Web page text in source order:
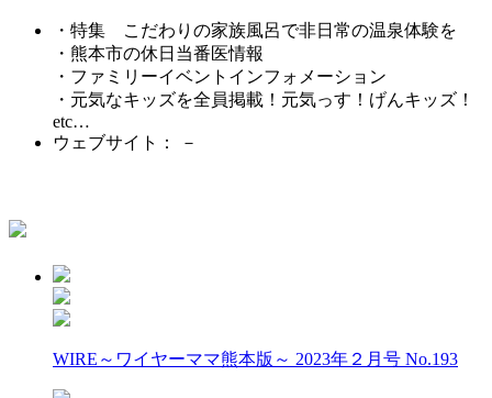
・特集 こだわりの家族風呂で非日常の温泉体験を
・熊本市の休日当番医情報
・ファミリーイベントインフォメーション
・元気なキッズを全員掲載！元気っす！げんキッズ！
etc…
ウェブサイト： －
WIRE～ワイヤーママ熊本版～ 2023年２月号 No.193